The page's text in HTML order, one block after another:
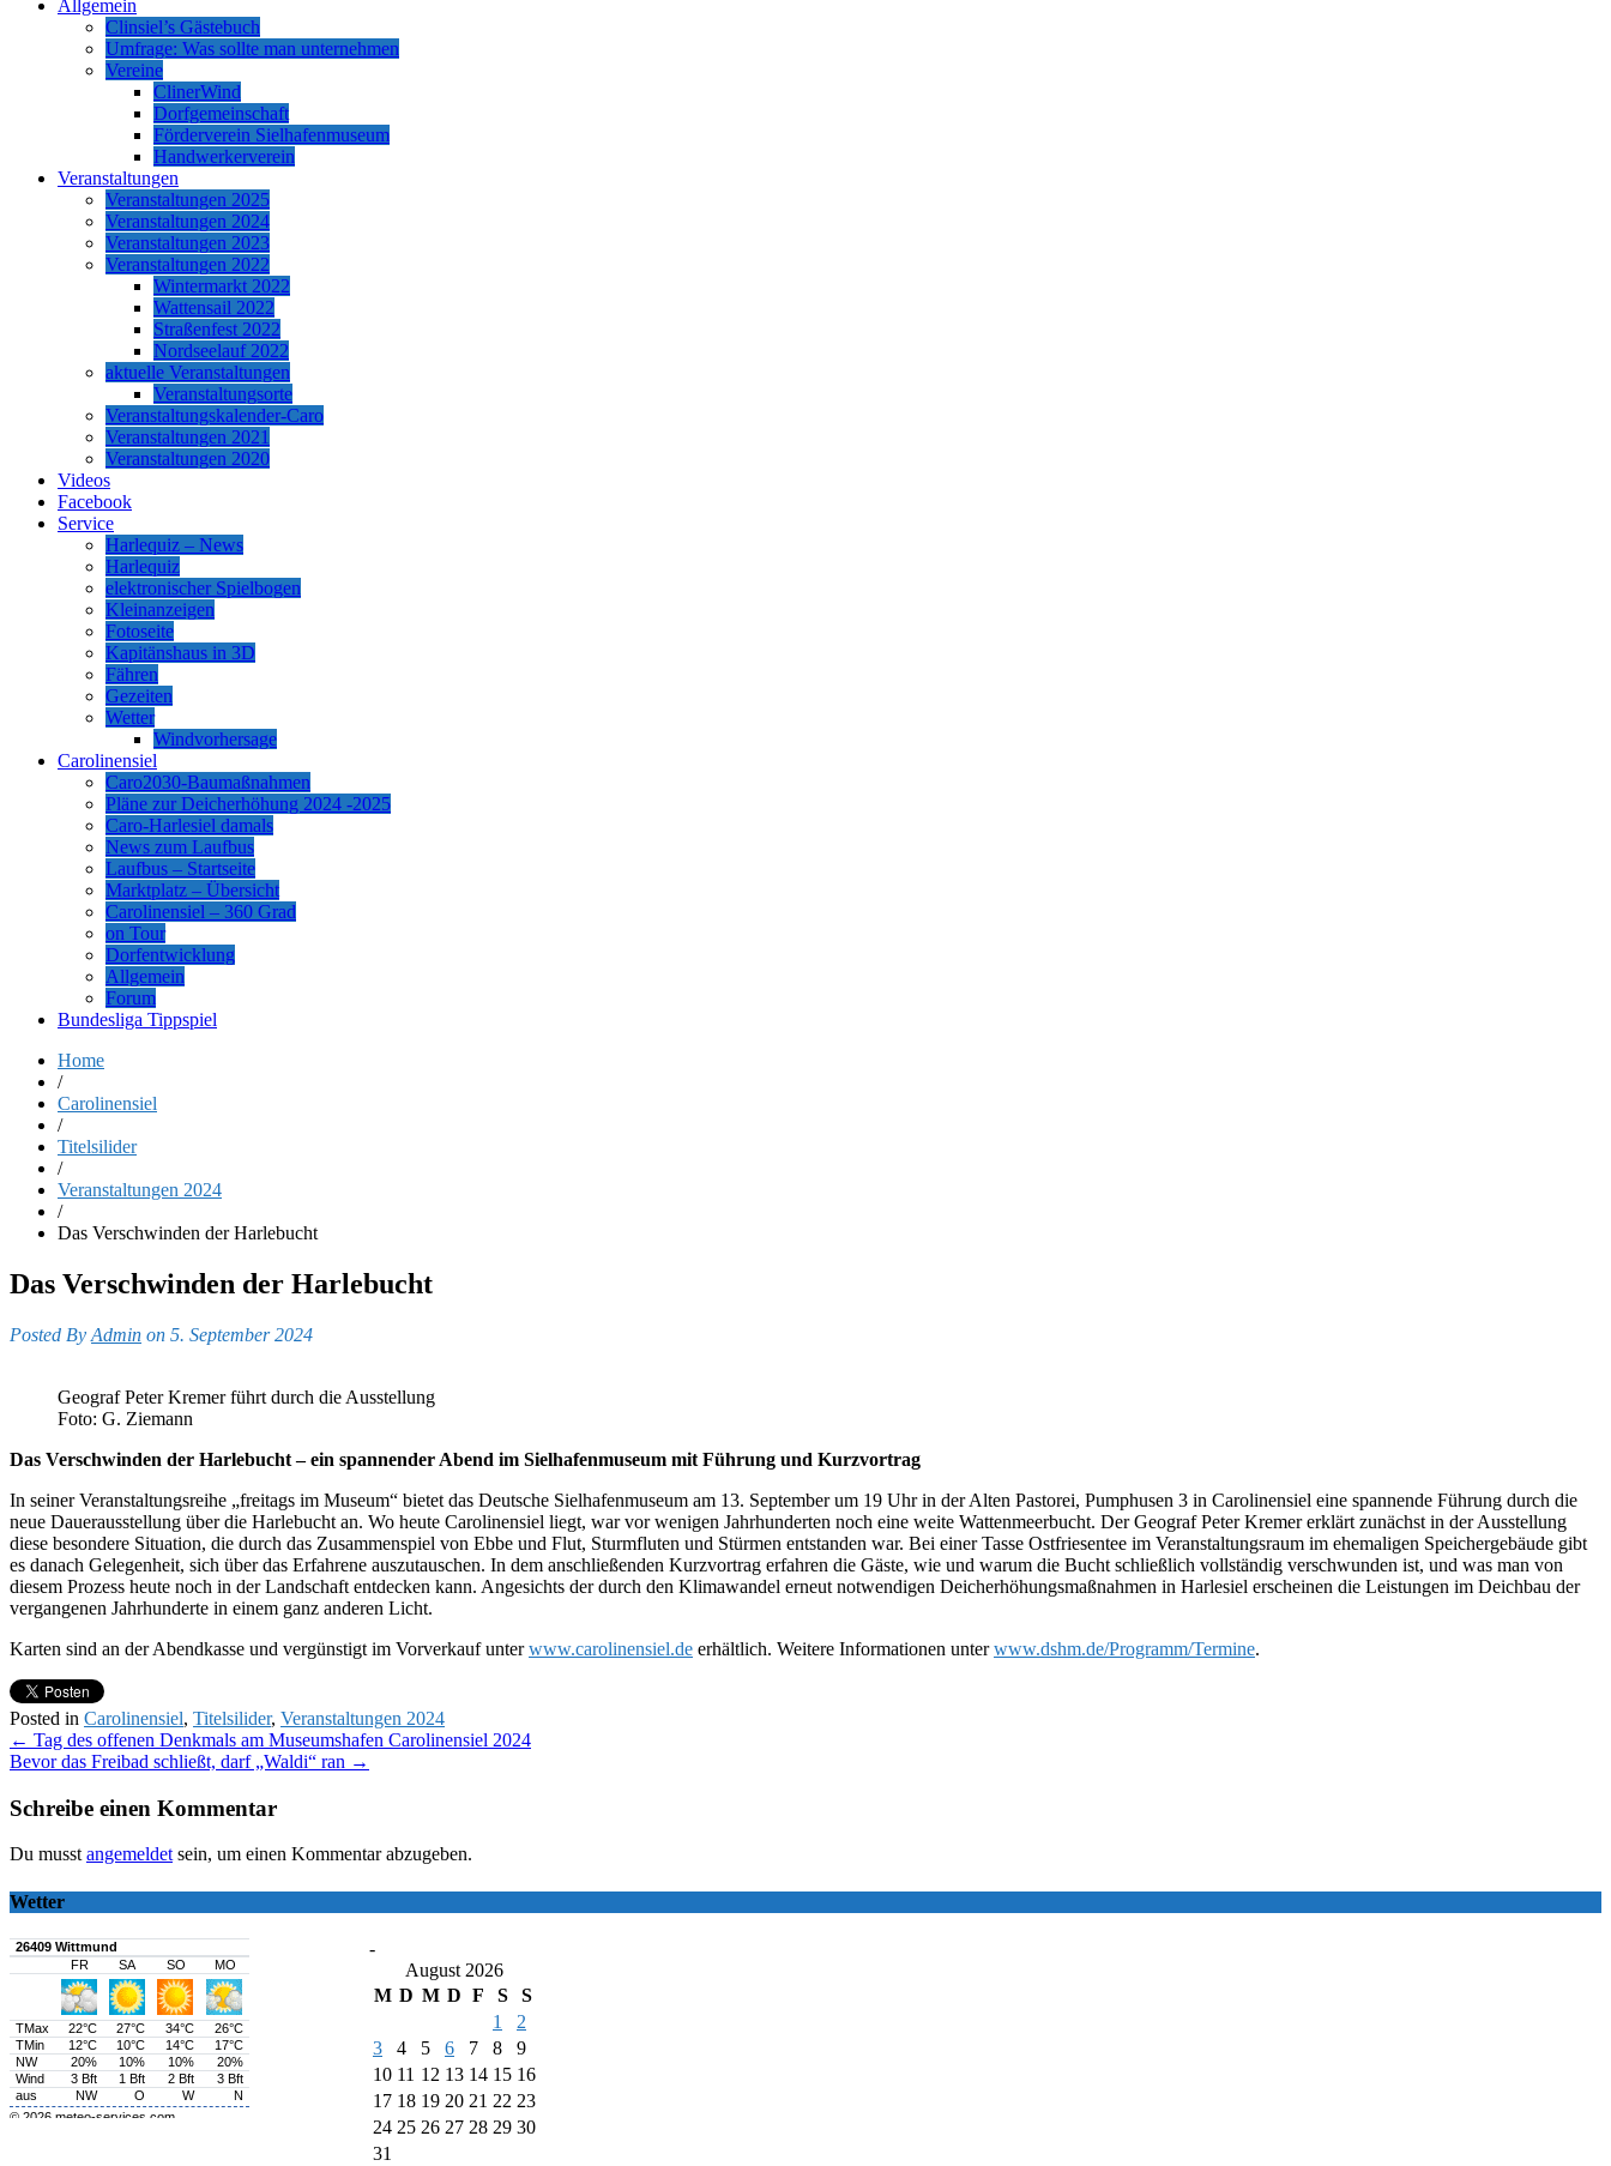
Allgemein
Clinsiel’s Gästebuch
Umfrage: Was sollte man unternehmen
Vereine
ClinerWind
Dorfgemeinschaft
Förderverein Sielhafenmuseum
Handwerkerverein
Veranstaltungen
Veranstaltungen 2025
Veranstaltungen 2024
Veranstaltungen 2023
Veranstaltungen 2022
Wintermarkt 2022
Wattensail 2022
Straßenfest 2022
Nordseelauf 2022
aktuelle Veranstaltungen
Veranstaltungsorte
Veranstaltungskalender-Caro
Veranstaltungen 2021
Veranstaltungen 2020
Videos
Facebook
Service
Harlequiz – News
Harlequiz
elektronischer Spielbogen
Kleinanzeigen
Fotoseite
Kapitänshaus in 3D
Fähren
Gezeiten
Wetter
Windvorhersage
Carolinensiel
Caro2030-Baumaßnahmen
Pläne zur Deicherhöhung 2024 -2025
Caro-Harlesiel damals
News zum Laufbus
Laufbus – Startseite
Marktplatz – Übersicht
Carolinensiel – 360 Grad
on Tour
Dorfentwicklung
Allgemein
Forum
Bundesliga Tippspiel
Home
/
Carolinensiel
/
Titelsilider
/
Veranstaltungen 2024
/
Das Verschwinden der Harlebucht
Das Verschwinden der Harlebucht
Posted By Admin on 5. September 2024
Geograf Peter Kremer führt durch die Ausstellung
Foto: G. Ziemann
Das Verschwinden der Harlebucht – ein spannender Abend im Sielhafenmuseum mit Führung und Kurzvortrag
In seiner Veranstaltungsreihe „freitags im Museum“ bietet das Deutsche Sielhafenmuseum am 13. September um 19 Uhr in der Alten Pastorei, Pumphusen 3 in Carolinensiel eine spannende Führung durch die
neue Dauerausstellung über die Harlebucht an. Wo heute Carolinensiel liegt, war vor wenigen Jahrhunderten noch eine weite Wattenmeerbucht. Der Geograf Peter Kremer erklärt zunächst in der Ausstellung
diese besondere Situation, die durch das Zusammenspiel von Ebbe und Flut, Sturmfluten und Stürmen entstanden war. Bei einer Tasse Ostfriesentee im Veranstaltungsraum im ehemaligen Speichergebäude gibt
es danach Gelegenheit, sich über das Erfahrene auszutauschen. In dem anschließenden Kurzvortrag erfahren die Gäste, wie und warum die Bucht schließlich vollständig verschwunden ist, und was man von
diesem Prozess heute noch in der Landschaft entdecken kann. Angesichts der durch den Klimawandel erneut notwendigen Deicherhöhungsmaßnahmen in Harlesiel erscheinen die Leistungen im Deichbau der
vergangenen Jahrhunderte in einem ganz anderen Licht.
Karten sind an der Abendkasse und vergünstigt im Vorverkauf unterwww.carolinensiel.de erhältlich. Weitere Informationen unterwww.dshm.de/Programm/Termine.
Posted in Carolinensiel, Titelsilider, Veranstaltungen 2024
Post
navigation
← Tag des offenen Denkmals am Museumshafen Carolinensiel 2024
Bevor das Freibad schließt, darf „Waldi“ ran →
Schreibe einen Kommentar
Du musst angemeldet sein, um einen Kommentar abzugeben.
Wetter
-
August 2026
M D M D F S
S
1
2
3
4 5 6 7 8
9
10 11 12 13 14 15 16
17 18 19 20 21 22 23
24 25 26 27 28 29 30
31